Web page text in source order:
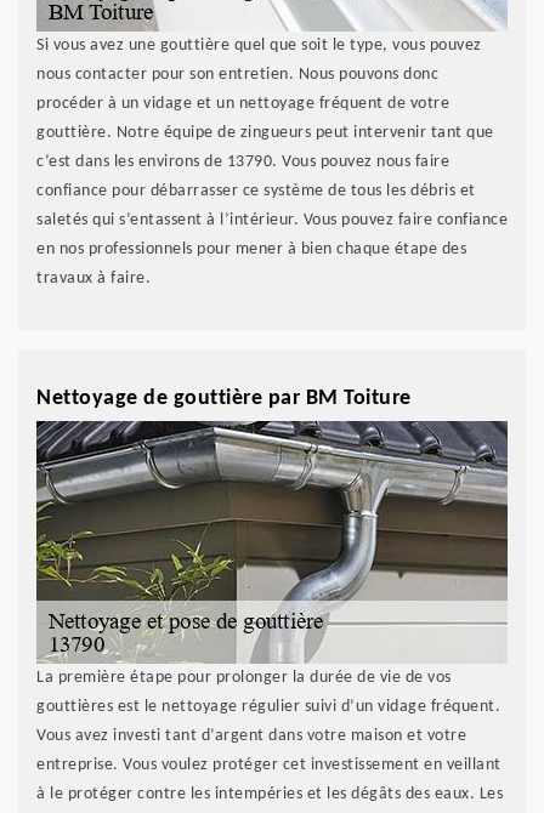
Si vous avez une gouttière quel que soit le type, vous pouvez
nous contacter pour son entretien. Nous pouvons donc
procéder à un vidage et un nettoyage fréquent de votre
gouttière. Notre équipe de zingueurs peut intervenir tant que
c’est dans les environs de 13790. Vous pouvez nous faire
confiance pour débarrasser ce système de tous les débris et
saletés qui s’entassent à l’intérieur. Vous pouvez faire confiance
en nos professionnels pour mener à bien chaque étape des
travaux à faire.
Nettoyage de gouttière par BM Toiture
La première étape pour prolonger la durée de vie de vos
gouttières est le nettoyage régulier suivi d’un vidage fréquent.
Vous avez investi tant d’argent dans votre maison et votre
entreprise. Vous voulez protéger cet investissement en veillant
à le protéger contre les intempéries et les dégâts des eaux. Les